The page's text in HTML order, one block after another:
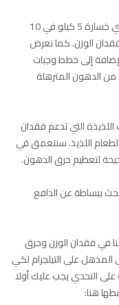
في تحدي خسارة 5 كيلو في 10
الوزن. كما نعرض
إلى خطط وجبات
الدهون المترهلة
التي تدعم فقدان
اللذيذ. سنتعمق في
لتعظيم حرق الدهون.
ببساطة عن الدافع
في فقدان الوزن وحرق
على التيلجرام لكي
التحدي يجب عليك أولا
هنا: